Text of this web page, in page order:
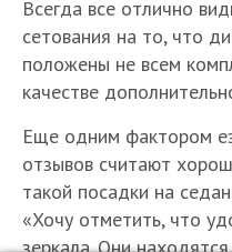
Всегда все отлично
сетования на то, что
положены не всем
качестве
Еще одним фактором
отзывов считают
такой посадки на
«Хочу отметить, что
зеркала. Они